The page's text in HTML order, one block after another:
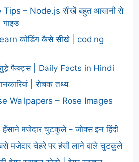
– Node.js सीखें बहुत आसानी से
कोडिंग कैसे सीखे | coding
फैक्ट्स | Daily Facts in Hindi
| रोचक तथ्य
Wallpapers – Rose Images
मजेदार चुटकुले – जोक्स इन हिंदी
मजेदार चेहरे पर हंसी लाने वाले चुटकुले